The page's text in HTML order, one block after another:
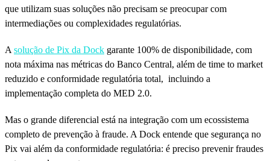
que utilizam suas soluções não precisam se preocupar com
intermediações ou complexidades regulatórias.
A solução de Pix da Dock garante 100% de disponibilidade, com
nota máxima nas métricas do Banco Central, além de time to market
reduzido e conformidade regulatória total, incluindo a
implementação completa do MED 2.0.
Mas o grande diferencial está na integração com um ecossistema
completo de prevenção à fraude. A Dock entende que segurança no
Pix vai além da conformidade regulatória: é preciso prevenir fraudes